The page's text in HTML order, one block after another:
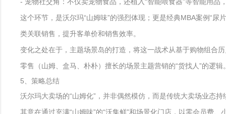
这个环节，是沃尔玛“山姆味”的强烈体现；更是经典MBA案例“
类关联销售，提升客单价和销售效率。
变化之处在于，主题场景岛的打造，将这一战术从基于购物组合
零售（山姆、盒马、朴朴）擅长的场景主题营销的“货找人”的逻辑
5、策略总结
沃尔玛大卖场的“山姆化”，并非偶然模仿，而是传统大卖场业态
其意在通过充满“山姆味”的“沃集鲜”和场景化门店，以零会员费